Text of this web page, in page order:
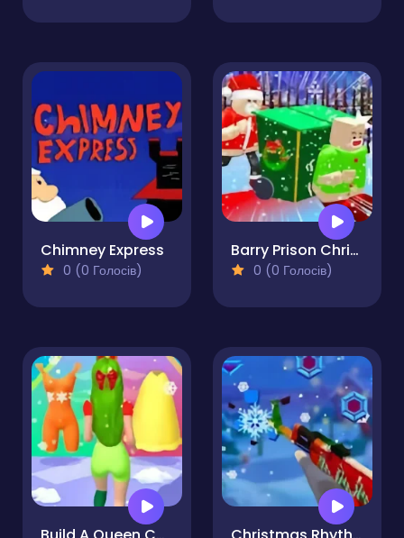
Chimney Express
0 (0 Голосів)
Barry Prison Christmas Adventure
0 (0 Голосів)